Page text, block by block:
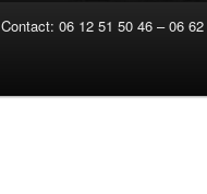
Contact: 06 12 51 50 46 – 06